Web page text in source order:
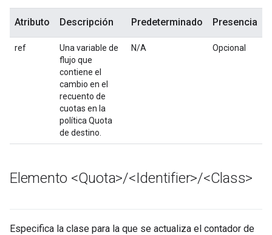
Atributo Descripción Predeterminado Presencia
ref
Una variable de
flujo que
contiene el
cambio en el
recuento de
cuotas en la
política Quota
de destino.
N/A Opcional
Elemento <Quota>/<Identifier>/<Class>
Especifica la clase para la que se actualiza el contador de